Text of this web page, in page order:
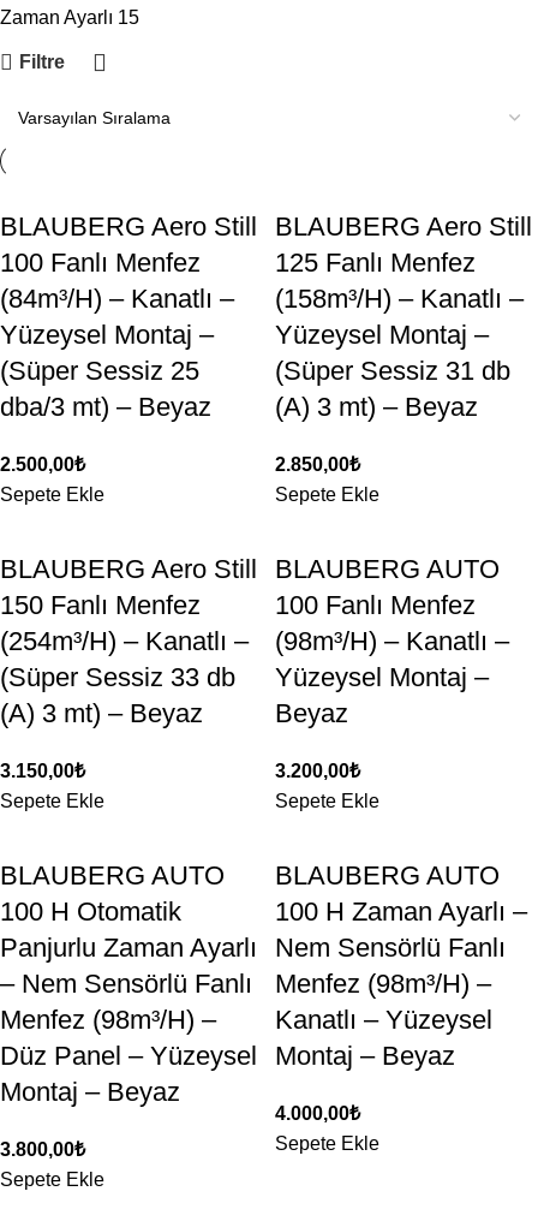
Zaman Ayarlı 15
Filtre
BLAUBERG Aero Still
100 Fanlı Menfez
(84m³/H) – Kanatlı –
Yüzeysel Montaj –
(Süper Sessiz 25
dba/3 mt) – Beyaz
2.500,00₺
Sepete Ekle
BLAUBERG Aero Still
125 Fanlı Menfez
(158m³/H) – Kanatlı –
Yüzeysel Montaj –
(Süper Sessiz 31 db
(A) 3 mt) – Beyaz
2.850,00₺
Sepete Ekle
BLAUBERG Aero Still
150 Fanlı Menfez
(254m³/H) – Kanatlı –
(Süper Sessiz 33 db
(A) 3 mt) – Beyaz
3.150,00₺
Sepete Ekle
BLAUBERG AUTO
100 Fanlı Menfez
(98m³/H) – Kanatlı –
Yüzeysel Montaj –
Beyaz
3.200,00₺
Sepete Ekle
BLAUBERG AUTO
100 H Otomatik
Panjurlu Zaman Ayarlı
– Nem Sensörlü Fanlı
Menfez (98m³/H) –
Düz Panel – Yüzeysel
Montaj – Beyaz
3.800,00₺
Sepete Ekle
BLAUBERG AUTO
100 H Zaman Ayarlı –
Nem Sensörlü Fanlı
Menfez (98m³/H) –
Kanatlı – Yüzeysel
Montaj – Beyaz
4.000,00₺
Sepete Ekle